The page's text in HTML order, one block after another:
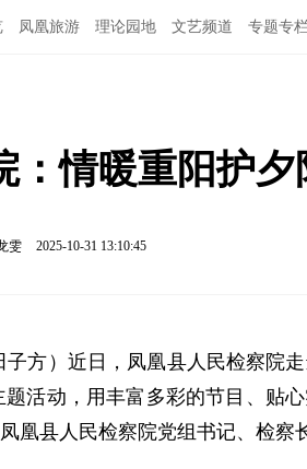
凤凰旅游 理论园地 文艺频道 专题专
：情暖重阳护
雯 2025-10-31 13:10:45
子方）近日，凤凰县人民检察院
活动，用丰富多彩的节目、贴
凰县人民检察院党组书记、检察